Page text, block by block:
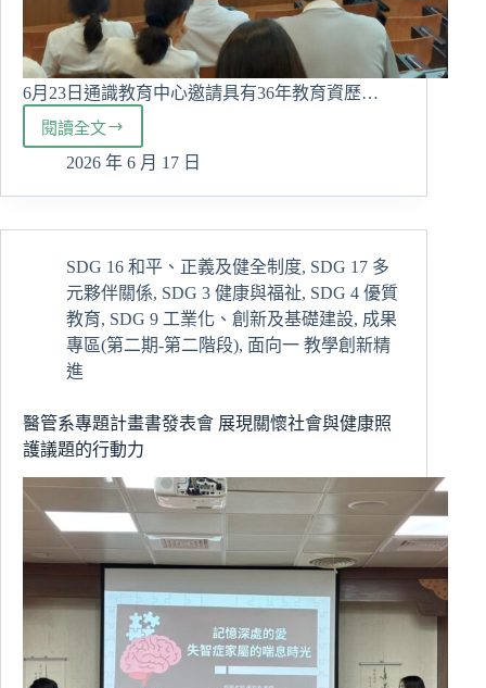
縣
府
雙
大
獎
6月23日通識教育中心邀請具有36年教育資歷…
閱讀全文
通
識
「校
性
平
案
例
分
「情
感
教
育
社
緒
學
SEL」
2026 年 6 月 17 日
SDG 16 和平、正義及健全制度, SDG 17 多
元夥伴關係, SDG 3 健康與福祉, SDG 4 優質
教育, SDG 9 工業化、創新及基礎建設, 成果
專區(第二期-第二階段), 面向一 教學創新精
進
醫管系專題計畫書發表會 展現關懷社會與健康照
護議題的行動力